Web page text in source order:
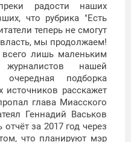
радости наших
что рубрика "Есть
теперь не смогут
власть, мы продолжаем!
лишь маленьким
нашей
подборка
расскажет
глава Миасского
Геннадий Васьков
за 2017 год через
что планируют мэр